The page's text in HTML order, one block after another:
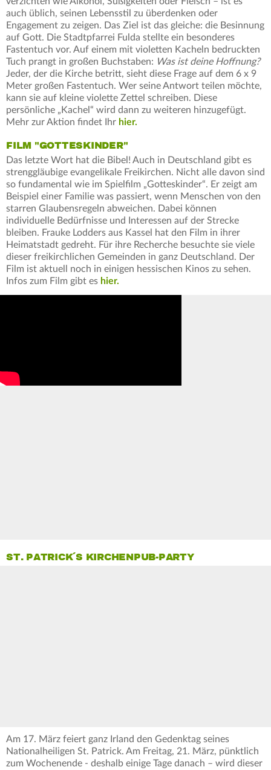
auch üblich, seinen Lebensstil zu überdenken oder
Engagement zu zeigen. Das Ziel ist das gleiche: die Besinnung
auf Gott. Die Stadtpfarrei Fulda stellte ein besonderes
Fastentuch vor. Auf einem mit violetten Kacheln bedruckten
Tuch prangt in großen Buchstaben: Was ist deine Hoffnung?
Jeder, der die Kirche betritt, sieht diese Frage auf dem 6 x 9
Meter großen Fastentuch. Wer seine Antwort teilen möchte,
kann sie auf kleine violette Zettel schreiben. Diese
persönliche „Kachel“ wird dann zu weiteren hinzugefügt.
Mehr zur Aktion findet Ihr hier.
FILM "GOTTESKINDER"
Das letzte Wort hat die Bibel! Auch in Deutschland gibt es
strenggläubige evangelikale Freikirchen. Nicht alle davon sind
so fundamental wie im Spielfilm „Gotteskinder“. Er zeigt am
Beispiel einer Familie was passiert, wenn Menschen von den
starren Glaubensregeln abweichen. Dabei können
individuelle Bedürfnisse und Interessen auf der Strecke
bleiben. Frauke Lodders aus Kassel hat den Film in ihrer
Heimatstadt gedreht. Für ihre Recherche besuchte sie viele
dieser freikirchlichen Gemeinden in ganz Deutschland. Der
Film ist aktuell noch in einigen hessischen Kinos zu sehen.
Infos zum Film gibt es hier.
ST. PATRICK´S KIRCHENPUB-PARTY
Am 17. März feiert ganz Irland den Gedenktag seines
Nationalheiligen St. Patrick. Am Freitag, 21. März, pünktlich
zum Wochenende - deshalb einige Tage danach – wird dieser